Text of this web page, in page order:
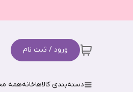
ورود / ثبت نام
دسته‌بندی کالاهاخانههمه